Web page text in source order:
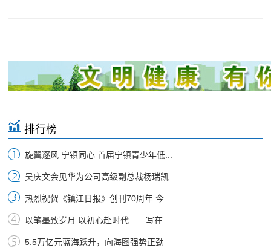
排行榜
旋翼逐风 宁镇同心 首届宁镇青少年低...
吴庆文会见华为公司高级副总裁杨瑞凯
热烈祝贺《镇江日报》创刊70周年 今...
以笔墨致岁月 以初心赴时代——写在...
5.5万亿元蓝海跃升，向海图强势正劲